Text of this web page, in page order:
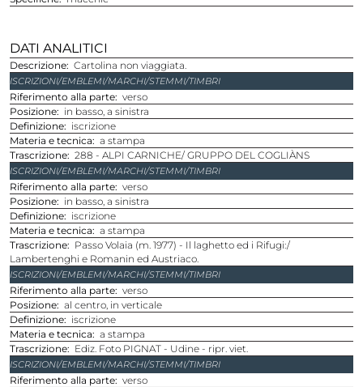
DATI ANALITICI
Descrizione Cartolina non viaggiata.
ISCRIZIONI/EMBLEMI/MARCHI/STEMMI/TIMBRI
Riferimento alla parte verso
Posizione
in basso, a sinistra
Definizione
iscrizione
Materia e tecnica
a stampa
Trascrizione 288 - ALPI CARNICHE/ GRUPPO DEL COGLIÀNS
ISCRIZIONI/EMBLEMI/MARCHI/STEMMI/TIMBRI
Riferimento alla parte verso
Posizione
in basso, a sinistra
Definizione
iscrizione
Materia e tecnica
a stampa
Trascrizione
Passo Volaia (m. 1977) - Il laghetto ed i Rifugi:/
Lambertenghi e Romanin ed Austriaco.
ISCRIZIONI/EMBLEMI/MARCHI/STEMMI/TIMBRI
Riferimento alla parte verso
Posizione al centro, in verticale
Definizione
iscrizione
Materia e tecnica
a stampa
Trascrizione
Ediz. Foto PIGNAT - Udine - ripr. viet.
ISCRIZIONI/EMBLEMI/MARCHI/STEMMI/TIMBRI
Riferimento alla parte verso